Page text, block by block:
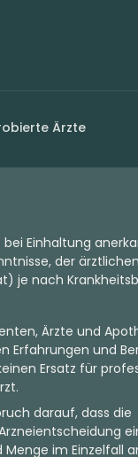
Ärzte
Einhaltung
der
je nach
Ärzte und
Erfahrungen und
Ersatz für
darauf, dass die
im Einzelfall